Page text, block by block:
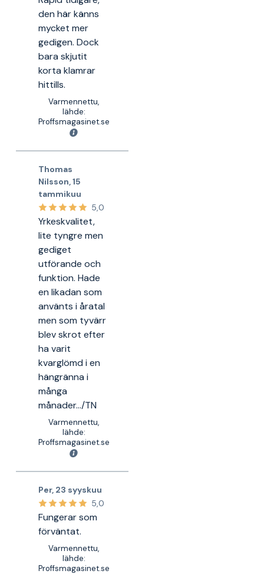
den här känns
mycket mer
gedigen. Dock
bara skjutit
korta klamrar
hittills.
Varmennettu,
lähde:
Proffsmagasinet.se
Thomas
Nilsson,15
tammikuu
5,0
Yrkeskvalitet,
lite tyngre men
gediget
utförande och
funktion. Hade
en likadan som
använts i åratal
men som tyvärr
blev skrot efter
ha varit
kvarglömd i en
hängränna i
många
månader.../TN
Varmennettu,
lähde:
Proffsmagasinet.se
Per, 23 syyskuu
5,0
Fungerar som
förväntat.
Varmennettu,
lähde:
Proffsmagasinet.se